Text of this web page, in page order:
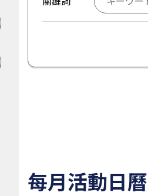
每月活動日曆